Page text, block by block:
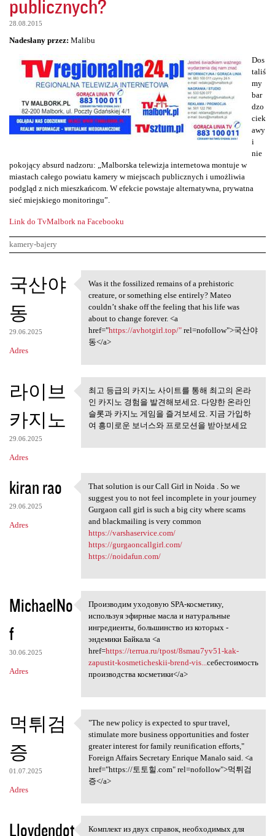
publicznych?
28.08.2015
Nadesłany przez: Malibu
Dos
taliś
my
bar
dzo
ciek
awy
i
nie
pokojący absurd nadzoru: „Malborska telewizja internetowa montuje w
miastach całego powiatu kamery w miejscach publicznych i umożliwia
podgląd z nich mieszkańcom. W efekcie powstaje alternatywna, prywatna
sieć miejskiego monitoringu”.
Link do TvMalbork na Facebooku
kamery-bajery
K
o
m
e
n
a
r
z
e
국산야
동
29.06.2025
Adres
Was it the fossilized remains
Was it the fossilized remains of a prehistoric
creature, or something else entirely? Mateo
couldn’t shake off the feeling that his life was
about to change forever. <a
href="https://avhotgirl.top/"rel=nofollow">국산야
동</a>
라이브
카지노
29.06.2025
Adres
최고 등급의 카지노 사이트를 통
해 최고의 온라인
최고 등급의 카지노 사이트를 통해 최고의 온라
인 카지노 경험을 발견해보세요. 다양한 온라인
슬롯과 카지노 게임을 즐겨보세요. 지금 가입하
여 흥미로운 보너스와 프로모션을 받아보세요
kiran rao
29.06.2025
Adres
That solution is our Call
That solution is our Call Girl in Noida . So we
suggest you to not feel incomplete in your journey
Gurgaon call girl is such a big city where scams
and blackmailing is very common
https://varshaservice.com/
https://gurgaoncallgirl.com/
https://noidafun.com/
MichaelNo
f
30.06.2025
Adres
Производим уходовую SPA
Производим уходовую SPA-косметику,
используя эфирные масла и натуральные
ингредиенты, большинство из которых -
эндемики Байкала <a
href=https://terrua.ru/tpost/8smau7yv51-kak-
zapustit-kosmeticheskii-brend-vis...себестоимость
производства косметики</a>
먹튀검
증
01.07.2025
Adres
"The new policy is expected
"The new policy is expected to spur travel,
stimulate more business opportunities and foster
greater interest for family reunification efforts,"
Foreign Affairs Secretary Enrique Manalo said. <a
href="https://토토힐.com" rel=nofollow">먹튀검
증</a>
Lloydendot Комплект из двух справок, необходимых для